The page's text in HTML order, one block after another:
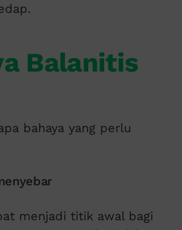
Balanitis
bahaya yang perlu
menjadi titik awal bagi